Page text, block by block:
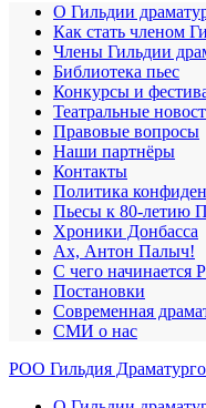
О Гильдии
Как стать членом
Члены Гильдии
Библиотека пьес
Конкурсы и
Театральные
Правовые вопросы
Наши партнёры
Контакты
Политика
Пьесы к 80-летию
Хроники Донбасса
Ах, Антон Палыч!
С чего начинается
Постановки
Современная
СМИ о нас
РОО Гильдия